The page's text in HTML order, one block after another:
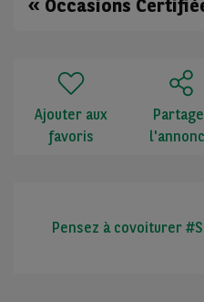
« Occasions
Ajouter aux
favoris
Pensez à covoiturer